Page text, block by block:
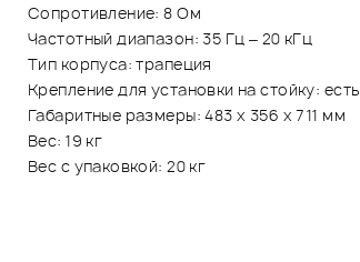
Сопротивление: 8 Ом
Частотный диапазон: 35 Гц – 20 кГц
Тип корпуса: трапеция
Крепление для установки на стойку: есть
Габаритные размеры: 483 х 356 х 711 мм
Вес: 19 кг
Вес с упаковкой: 20 кг